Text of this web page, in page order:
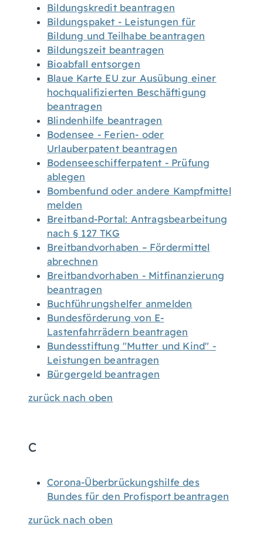
Bildungskredit beantragen
Bildungspaket - Leistungen für
Bildung und Teilhabe beantragen
Bildungszeit beantragen
Bioabfall entsorgen
Blaue Karte EU zur Ausübung einer
hochqualifizierten Beschäftigung
beantragen
Blindenhilfe beantragen
Bodensee - Ferien- oder
Urlauberpatent beantragen
Bodenseeschifferpatent - Prüfung
ablegen
Bombenfund oder andere Kampfmittel
melden
Breitband-Portal: Antragsbearbeitung
nach § 127 TKG
Breitbandvorhaben – Fördermittel
abrechnen
Breitbandvorhaben - Mitfinanzierung
beantragen
Buchführungshelfer anmelden
Bundesförderung von E-
Lastenfahrrädern beantragen
Bundesstiftung "Mutter und Kind" -
Leistungen beantragen
Bürgergeld beantragen
zurück nach oben
C
Corona-Überbrückungshilfe des
Bundes für den Profisport beantragen
zurück nach oben